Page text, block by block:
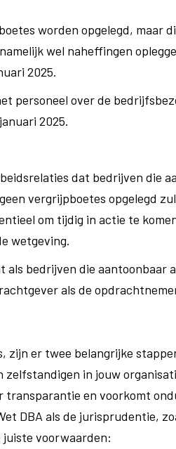
worden opgelegd, maar
wel naheffingen
2025.
personeel over de
2025.
dat bedrijven die
vergrijpboetes opgelegd
om tijdig in actie te
wetgeving.
bedrijven die
als de
zijn er twee belangrijke
in jouw
en voorkomt
DBA als de jurisprudentie,
juiste voorwaarden: